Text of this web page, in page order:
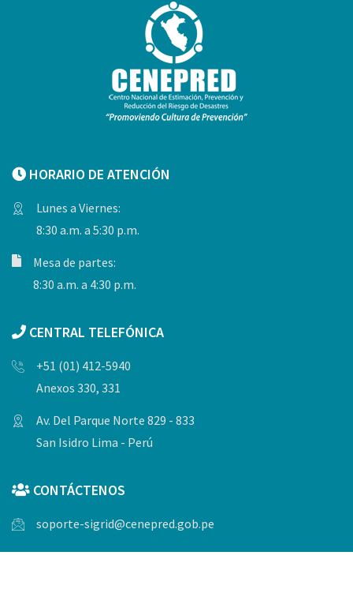
HORARIO DE ATENCIÓN
Lunes a Viernes:
8:30 a.m. a 5:30 p.m.
Mesa de partes:
8:30 a.m. a 4:30 p.m.
CENTRAL TELEFÓNICA
+51 (01) 412-5940
Anexos 330, 331
Av. Del Parque Norte 829 - 833
San Isidro Lima - Perú
CONTÁCTENOS
soporte-sigrid@cenepred.gob.pe